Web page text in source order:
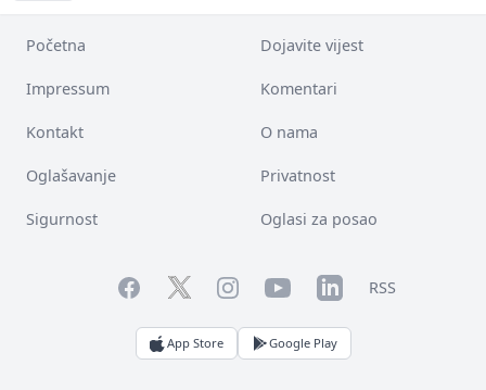
Početna Dojavite vijest
Impressum Komentari
Kontakt O nama
Oglašavanje Privatnost
Sigurnost Oglasi za posao
FacebookTwitterInstagramYouTubeLinkedInRSS
App Store Google Play